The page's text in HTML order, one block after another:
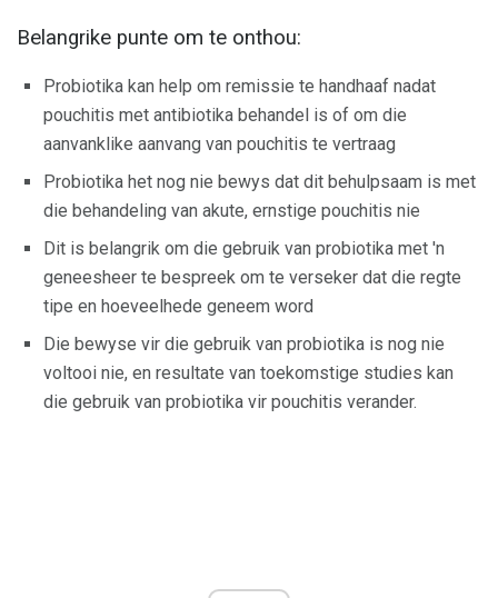
Belangrike punte om te onthou:
Probiotika kan help om remissie te handhaaf nadat
pouchitis met antibiotika behandel is of om die
aanvanklike aanvang van pouchitis te vertraag
Probiotika het nog nie bewys dat dit behulpsaam is met
die behandeling van akute, ernstige pouchitis nie
Dit is belangrik om die gebruik van probiotika met 'n
geneesheer te bespreek om te verseker dat die regte
tipe en hoeveelhede geneem word
Die bewyse vir die gebruik van probiotika is nog nie
voltooi nie, en resultate van toekomstige studies kan
die gebruik van probiotika vir pouchitis verander.